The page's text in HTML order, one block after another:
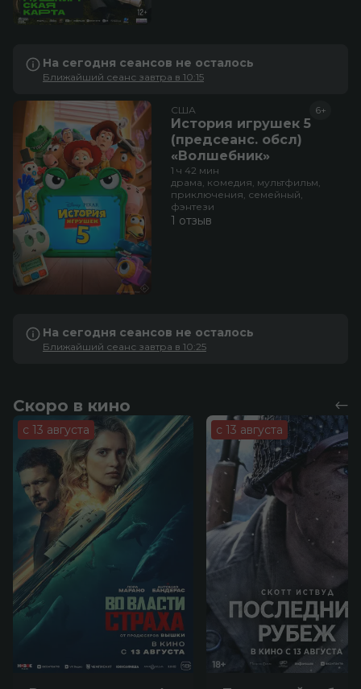
На сегодня сеансов не осталось
Ближайший сеанс завтра в 10:15
США
История игрушек 5
(предсеанс. обсл)
«Волшебник»
6+
1 ч 42 мин
драма, комедия, мультфильм,
приключения, семейный,
фэнтези
1 отзыв
На сегодня сеансов не осталось
Ближайший сеанс завтра в 10:25
Скоро в кино
с 13 августа с 13 августа